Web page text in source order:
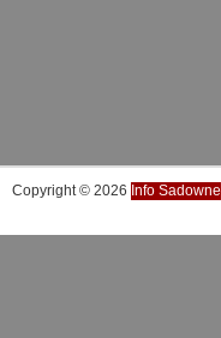
Copyright © 2026 Info Sadowne